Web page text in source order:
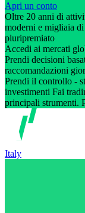
Apri un conto
Oltre 20 anni di
moderni e migliaia
pluripremiato
Accedi ai mercati
Prendi decisioni
raccomandazioni
Prendi il controllo -
investimenti Fai
principali strumenti.
Italy